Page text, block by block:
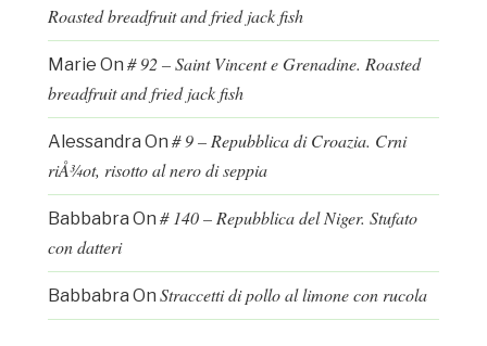
Roasted breadfruit and fried jack fish
Marie On # 92 – Saint Vincent e Grenadine. Roasted
breadfruit and fried jack fish
Alessandra On # 9 – Repubblica di Croazia. Crni
riÅ¾ot, risotto al nero di seppia
Babbabra On # 140 – Repubblica del Niger. Stufato
con datteri
Babbabra On Straccetti di pollo al limone con rucola